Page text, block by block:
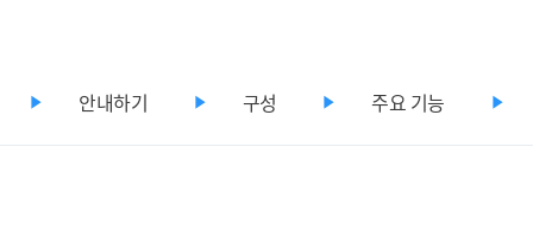
안내하기 구성 주요 기능